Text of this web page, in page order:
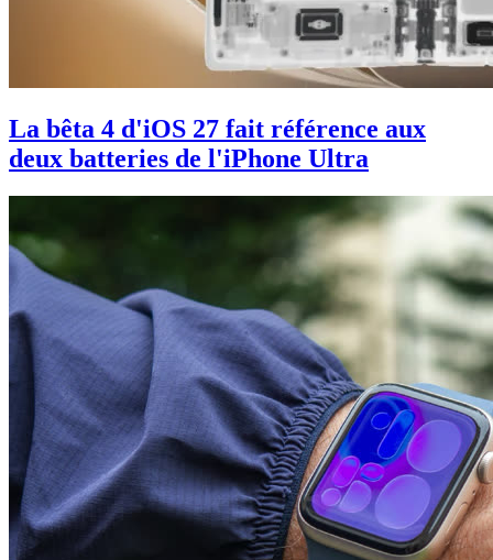
La bêta 4 d'iOS 27 fait référence aux
deux batteries de l'iPhone Ultra